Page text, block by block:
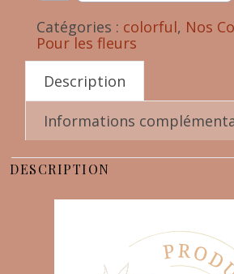
Catégories : colorful, Nos
Pour les fleurs
Description
Informations
DESCRIPTION